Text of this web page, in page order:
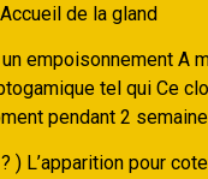
de la gland
empoisonnement A
tel qui Ce
pendant 2
) L’apparition pour